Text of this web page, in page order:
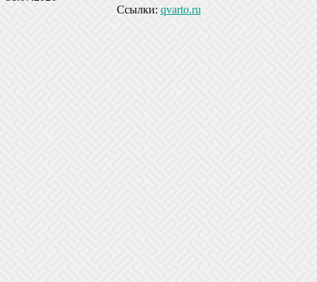
Ссылки: qvarto.ru